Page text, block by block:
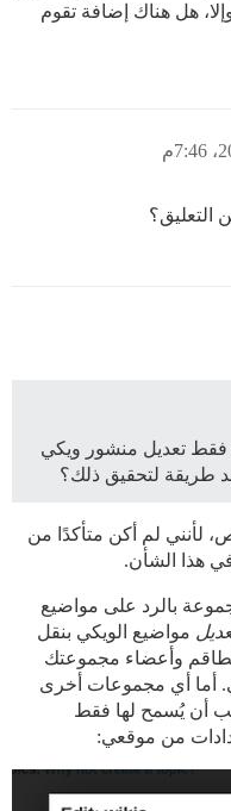
هل هناك إضافة تقوم
التعليق؟
فقط تعديل منشور ويكي
طريقة لتحقيق ذلك؟
لأنني لم أكن متأكدًا من
في هذا الشأن.
بالرد على مواضيع
مواضيع الويكي بنقل
وأعضاء مجموعتك
أما أي مجموعات أخرى
أن يُسمح لها فقط
من موقعي: